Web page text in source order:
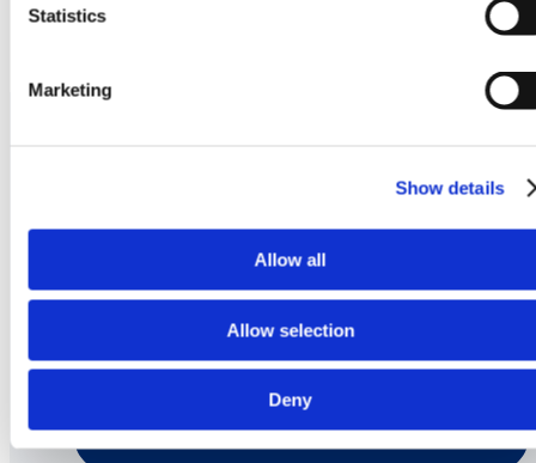
Statistics
Marketing
Show details
Allow all
Allow selection
Deny
Producten